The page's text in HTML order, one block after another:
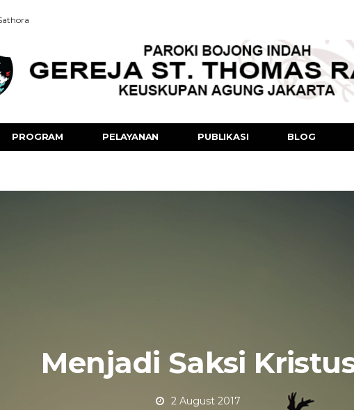
PROGRAM PELAYANAN PUBLIKASI BLOG
Menjadi Saksi
2 August 2017